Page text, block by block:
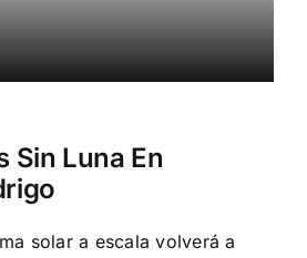
Sin Luna En
solar a escala volverá a